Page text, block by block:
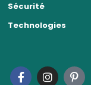
Sécurité
Technologies